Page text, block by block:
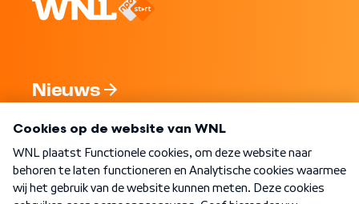
Nieuws
Nieuwsbrief
Word Lid